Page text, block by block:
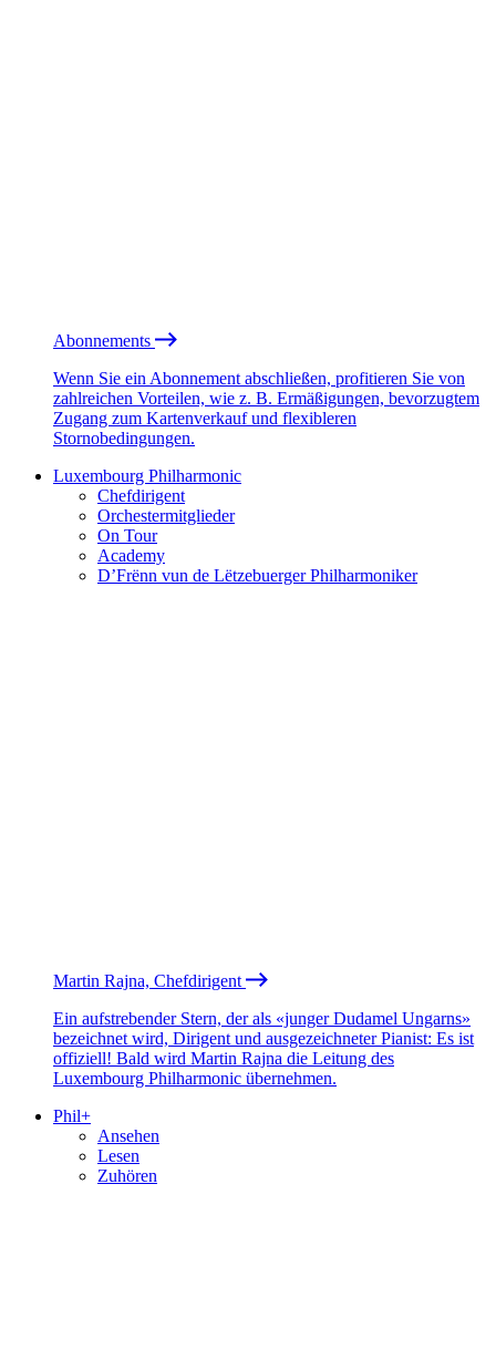
Abonnements
Wenn Sie ein Abonnement abschließen, profitieren Sie von
zahlreichen Vorteilen, wie z. B. Ermäßigungen, bevorzugtem
Zugang zum Kartenverkauf und flexibleren
Stornobedingungen.
Luxembourg Philharmonic
Chefdirigent
Orchestermitglieder
On Tour
Academy
D’Frënn vun de Lëtzebuerger Philharmoniker
Martin Rajna, Chefdirigent
Ein aufstrebender Stern, der als «junger Dudamel Ungarns»
bezeichnet wird, Dirigent und ausgezeichneter Pianist: Es ist
offiziell! Bald wird Martin Rajna die Leitung des
Luxembourg Philharmonic übernehmen.
Phil+
Ansehen
Lesen
Zuhören